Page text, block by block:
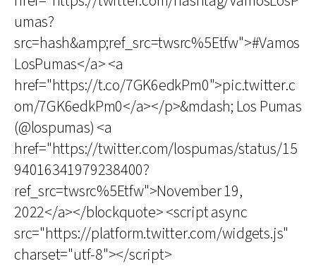
umas?
src=hash&amp;ref_src=twsrc%5Etfw">#Vamos
LosPumas</a> <a
href="https://t.co/7GK6edkPm0">pic.twitter.c
om/7GK6edkPm0</a></p>&mdash; Los Pumas
(@lospumas) <a
href="https://twitter.com/lospumas/status/15
94016341979238400?
ref_src=twsrc%5Etfw">November 19,
2022</a></blockquote> <script async
src="https://platform.twitter.com/widgets.js"
charset="utf-8"></script>